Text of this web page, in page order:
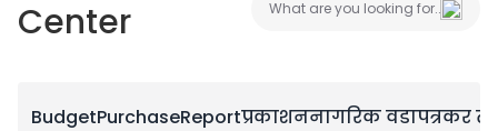
Center
BudgetPurchaseReportप्रकाशननागरिक वडापत्रकर